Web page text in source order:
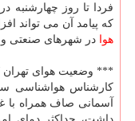
فردا تا روز چهارشنبه
كه پیامد آن می تواند
هوا در شهرهای صنعتی
*** وضعیت هوای تهران
كارشناس هواشناسی
آسمانی صاف همراه با